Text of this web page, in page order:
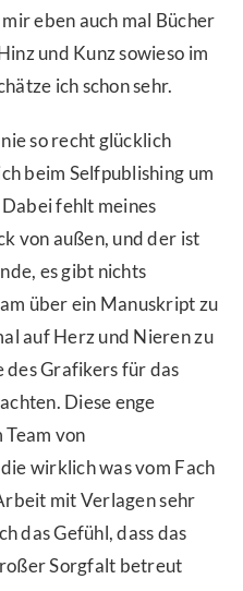
eben auch mal Bücher
und Kunz sowieso im
ich schon sehr.
so recht glücklich
beim Selfpublishing um
fehlt meines
von außen, und der ist
es gibt nichts
über ein Manuskript zu
auf Herz und Nieren zu
des Grafikers für das
Diese enge
von
wirklich was vom Fach
mit Verlagen sehr
das Gefühl, dass das
Sorgfalt betreut